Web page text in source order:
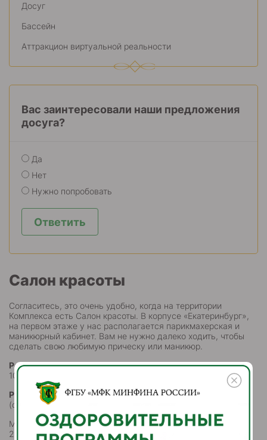
Досуг
Бассейн
Аттракцион виртуальной реальности
Вас заинтересовали наши предложения
досуга?
Да
Нет
Нужно попробовать
Ответить
Салон красоты
Согласитесь, это очень удобно, когда на территории
Комплекса есть Салон красоты. В корпусе «Екатеринбург»,
на первом этаже у нас располагается парикмахерская и
маникюрный кабинет. Вам не нужно далеко ходить, чтобы
сделать свою любимую прическу или маникюр.
Режим работы студии маникюра и педикюра:среда с
10:00 до 20:00
Режим работы парикмахерской:Парикхмахер-универсал
(среда-суббота) с 10:00 до 20:00
Мастер по реконструкции волос (воскресенье) с 10:00 до
20:00